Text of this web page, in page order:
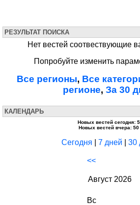
РЕЗУЛЬТАТ ПОИСКА
Нет вестей соотвествующие
Попробуйте изменить
Все регионы, Все
регионе, За 30
КАЛЕНДАРЬ
Новых вестей сегодня: 5
Новых вестей вчера: 50
Сегодня 7 дней 30
<<
Август 2026
Вс